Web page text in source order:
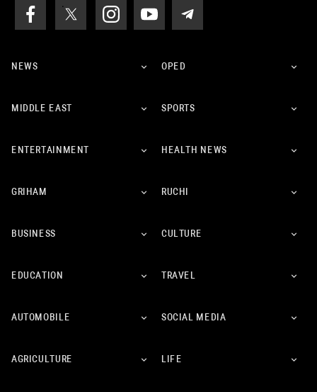
NEWS OPED
MIDDLE EAST SPORTS
ENTERTAINMENT HEALTH NEWS
GRIHAM RUCHI
BUSINESS CULTURE
EDUCATION TRAVEL
AUTOMOBILE SOCIAL MEDIA
AGRICULTURE LIFE